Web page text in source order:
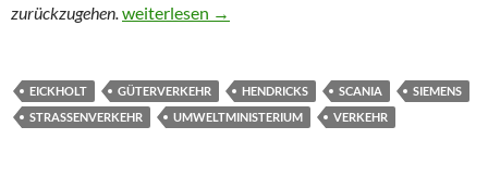
zurückzugehen.Mit der Lkw-Oberleitung zur Verkehrswende
weiterlesen →
EICKHOLT GÜTERVERKEHR HENDRICKS SCANIA
SIEMENS
STRASSENVERKEHR
UMWELTMINISTERIUM VERKEHR